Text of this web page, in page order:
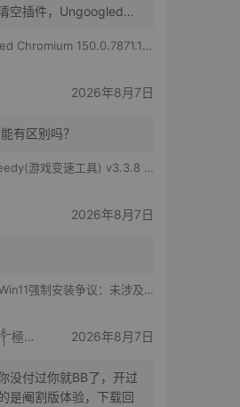
空插件，Ungoogled
候只是极光tab插件消失
150.0.7871.186-1.1 果核优化便携版
2026年8月7日
有区别吗？
游戏变速工具) v3.3.8 绿色版
2026年8月7日
安装争议：未涉及企业设备，承诺不用用户照片训练AI
꧁༺無༒極༻꧂ 2026年8月7日
没付过你就BB了，开过
是阉割版体验，下载回